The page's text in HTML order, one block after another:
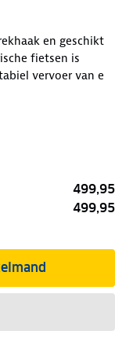
en geschikt
fietsen is
vervoer van e
499,95
499,95